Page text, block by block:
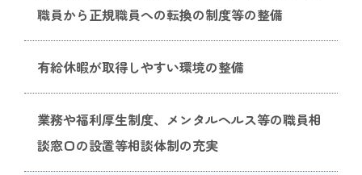
職員から正規職員への転換の制度等の整備
有給休暇が取得しやすい環境の整備
業務や福利厚生制度、メンタルヘルス等の職員相
談窓口の設置等相談体制の充実